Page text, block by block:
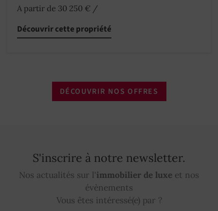
A partir de 30 250 € /
Découvrir cette propriété
DÉCOUVRIR NOS OFFRES
S'inscrire à notre newsletter.
Nos actualités sur l'immobilier de luxe et nos
évènements
Vous êtes intéressé(e) par ?